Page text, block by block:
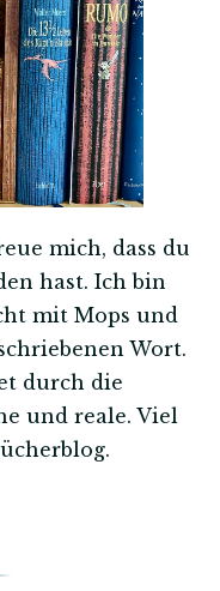
mich, dass du
hast. Ich bin
mit Mops und
Wort.
durch die
und reale. Viel